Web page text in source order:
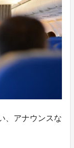
、アナウンスな